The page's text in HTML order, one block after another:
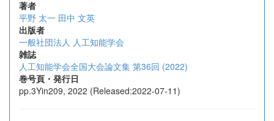
著者
平野 太一 田中 文英
出版者
一般社団法人 人工知能学会
雑誌
人工知能学会全国大会論文集 第36回 (2022)
巻号頁・発行日
pp.3Yin209, 2022 (Released:2022-07-11)